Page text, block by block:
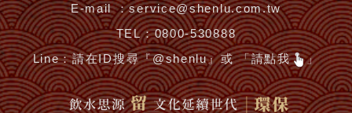
E-mail ：service@shenlu.com.tw
TEL：0800-530888
Line：請在ID搜尋『@shenlu』或 「請點我 」